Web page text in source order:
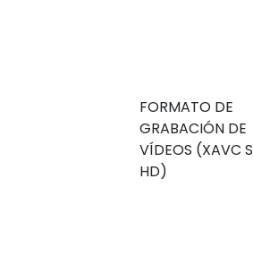
FORMATO DE
GRABACIÓN DE
VÍDEOS (XAVC S
HD)